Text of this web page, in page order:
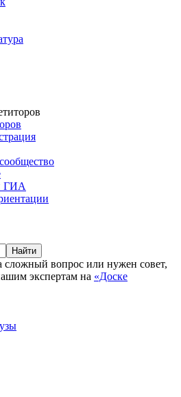
ГИА
Найти
сложный вопрос или нужен совет,
экспертам на «Доске